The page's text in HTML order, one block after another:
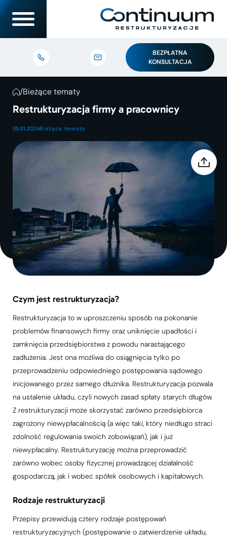
BEZPŁATNA
KONSULTACJA
/Bieżące tematy
Restrukturyzacja firmy a pracownicy
05.01.2024Bieżące tematy
Czym jest restrukturyzacja?
Restrukturyzacja to w uproszczeniu sposób na pokonanie
problemów finansowych firmy oraz uniknięcie upadłości i
zamknięcia przedsiębiorstwa z powodu narastającego
zadłużenia. Jest ona możliwa do osiągnięcia tylko po
przeprowadzeniu odpowiedniego postępowania sądowego
inicjowanego przez samego dłużnika. Restrukturyzacja pozwala
na ustalenie układu, czyli nowych zasad spłaty starych długów.
Z restrukturyzacji może skorzystać zarówno przedsiębiorca
zagrożony niewypłacalnością (a więc taki, który niedługo straci
zdolność regulowania swoich zobowiązań), jak i już
niewypłacalny. Restrukturyzację można przeprowadzić
zarówno wobec osoby fizycznej prowadzącej działalność
gospodarczą, jak i wobec spółek osobowych i kapitałowych.
Rodzaje restrukturyzacji
Przepisy przewidują cztery rodzaje postępowań
restrukturyzacyjnych (postępowanie o zatwierdzenie układu,